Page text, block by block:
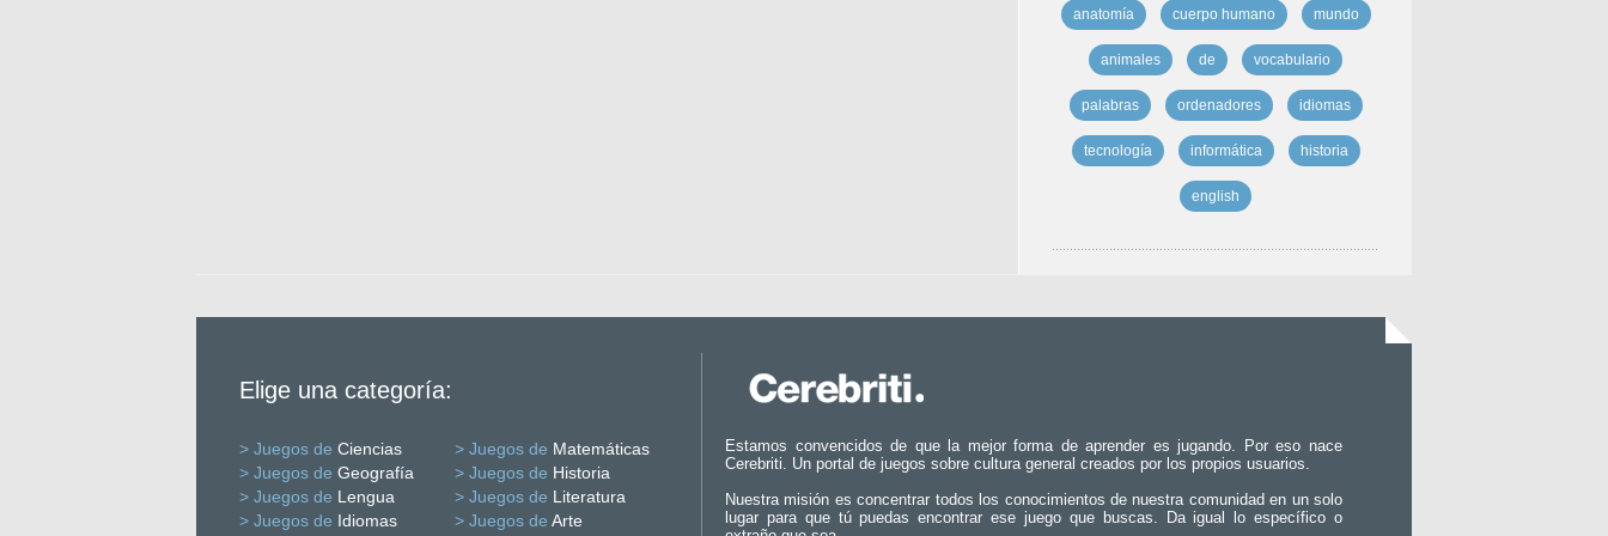
anatomía cuerpo humano mundo
animales de vocabulario
palabras ordenadores idiomas
tecnología informática historia
english
Elige una categoría:
> Juegos de Ciencias > Juegos de Matemáticas
> Juegos de Geografía > Juegos de Historia
> Juegos de Lengua > Juegos de Literatura
> Juegos de Idiomas > Juegos de Arte
Estamos convencidos de que la mejor forma de aprender es jugando. Por eso nace
Cerebriti. Un portal de juegos sobre cultura general creados por los propios usuarios.
Nuestra misión es concentrar todos los conocimientos de nuestra comunidad en un solo
lugar para que tú puedas encontrar ese juego que buscas. Da igual lo específico o